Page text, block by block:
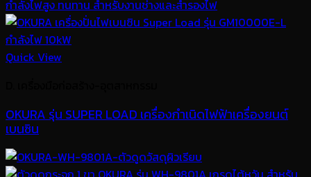
Quick View
OKURA รุ่น SUPER LOAD เครื่องกำเนิดไฟฟ้าเครื่องยนต์
เบนซิน